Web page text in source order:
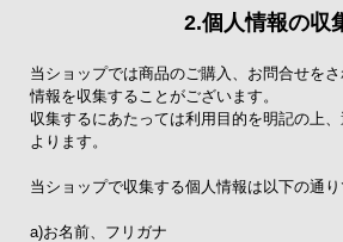
2.個人情報の収
当ショップでは商品のご購入、お問合せを
情報を収集することがございます。
収集するにあたっては利用目的を明記の上
よります。
当ショップで収集する個人情報は以下の通り
a)お名前、フリガナ